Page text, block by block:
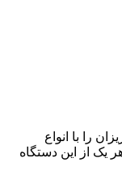
را با انواع
یک از این دستگاه